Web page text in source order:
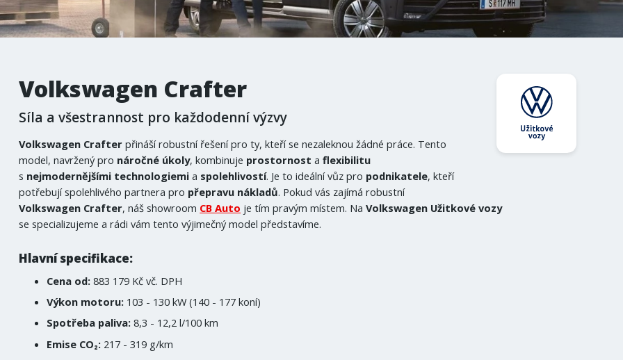
Volkswagen Crafter
Síla a všestrannost pro každodenní výzvy
Volkswagen Crafter přináší robustní řešení pro ty, kteří se nezaleknou žádné práce. Tento
model, navržený pro náročné úkoly, kombinuje prostornost aflexibilitu
s nejmodernějšími technologiemi a spolehlivostí. Je to ideální vůz pro podnikatele, kteří
potřebují spolehlivého partnera pro přepravu nákladů. Pokud vás zajímá robustní
Volkswagen Crafter, náš showroom CB Auto je tím pravým místem. NaVolkswagen Užitkové vozy
se specializujeme a rádi vám tento výjimečný model představíme.
Hlavní specifikace:
Cena od:883 179 Kč vč. DPH
Výkon motoru: 103 - 130 kW (140 - 177 koní)
Spotřeba paliva:8,3 - 12,2 l/100 km
Emise CO₂: 217 - 319 g/km